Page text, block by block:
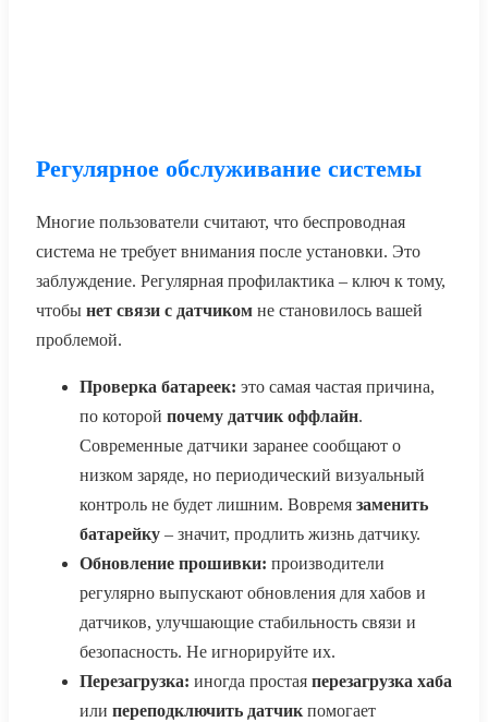
Регулярное обслуживание системы
Многие пользователи считают, что беспроводная
система не требует внимания после установки. Это
заблуждение. Регулярная профилактика – ключ к тому,
чтобы нет связи с датчиком не становилось вашей
проблемой.
Проверка батареек: это самая частая причина,
по которой почему датчик оффлайн.
Современные датчики заранее сообщают о
низком заряде, но периодический визуальный
контроль не будет лишним. Вовремя заменить
батарейку – значит, продлить жизнь датчику.
Обновление прошивки: производители
регулярно выпускают обновления для хабов и
датчиков, улучшающие стабильность связи и
безопасность. Не игнорируйте их.
Перезагрузка: иногда простая перезагрузка хаба
или переподключить датчик помогает